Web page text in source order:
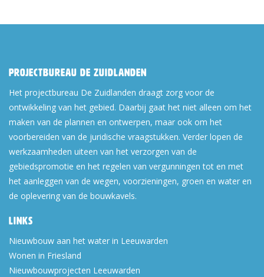
Projectbureau De Zuidlanden
Het projectbureau De Zuidlanden draagt zorg voor de
ontwikkeling van het gebied. Daarbij gaat het niet alleen om het
maken van de plannen en ontwerpen, maar ook om het
voorbereiden van de juridische vraagstukken. Verder lopen de
werkzaamheden uiteen van het verzorgen van de
gebiedspromotie en het regelen van vergunningen tot en met
het aanleggen van de wegen, voorzieningen, groen en water en
de oplevering van de bouwkavels.
Links
Nieuwbouw aan het water in Leeuwarden
Wonen in Friesland
Nieuwbouwprojecten Leeuwarden